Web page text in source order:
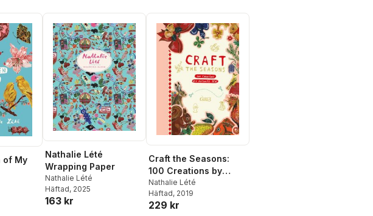
of My
Nathalie Lété
Wrapping Paper
Nathalie Lété
Häftad, 2025
163 kr
Craft the Seasons:
100 Creations by
Nathalie Lété
Nathalie Lété
Häftad, 2019
229 kr